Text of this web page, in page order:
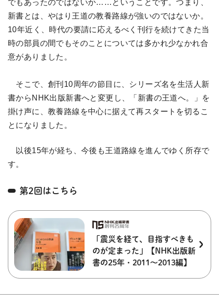
でもあったのではないか……ということです。つまり、
新書とは、やはり王道の教養路線が強いのではないか。
10年近く、時代の要請に応えるべく刊行を続けてきた当
時の部員の間でもそのことについては多かれ少なかれ合
意がありました。
そこで、創刊10周年の節目に、シリーズ名を生活人新
書からNHK出版新書へと変更し、「新書の王道へ。」を
掛け声に、教養路線を中心に据えて再スタートを切るこ
とになりました。
以後15年が経ち、今後も王道路線を進んでゆく所存で
す。
第2回はこちら
「震災を経て、目指すべきも
のが定まった」【NHK出版新
書の25年・2011～2013編】